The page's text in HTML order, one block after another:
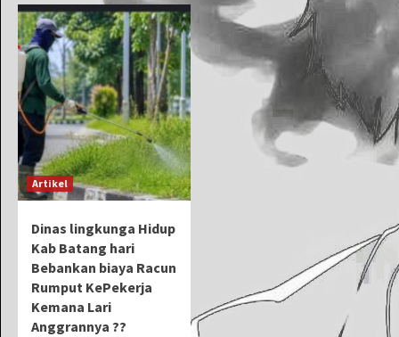
Artikel
Dinas lingkunga Hidup
Kab Batang hari
Bebankan biaya Racun
Rumput KePekerja
Kemana Lari
Anggrannya ??